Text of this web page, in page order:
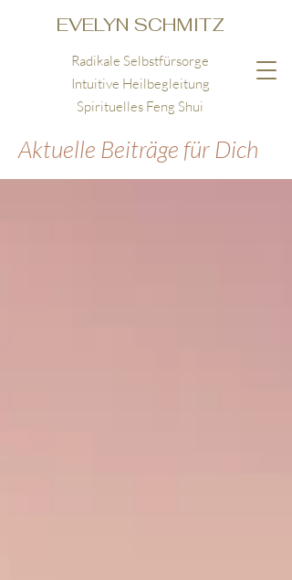
EVELYN SCHMITZ
Radikale Selbstfürsorge
Intuitive Heilbegleitung
Spirituelles Feng Shui
Aktuelle Beiträge für Dich